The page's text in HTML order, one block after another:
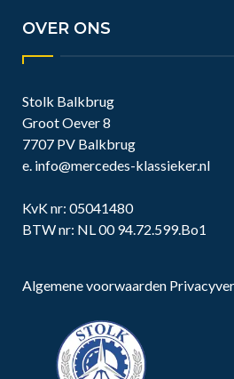
OVER ONS
Stolk Balkbrug
Groot Oever 8
7707 PV Balkbrug
e. info@mercedes-klassieker.nl
KvK nr: 05041480
BTW nr: NL 00 94.72.599.Bo1
Algemene voorwaarden